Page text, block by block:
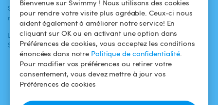
Bienvenue sur Swimmy ! Nous utilisons des cookies
pour rendre votre visite plus agréable. Ceux-ci nous
aident également à améliorer notre service! En
cliquant sur OK ou en activant une option dans
Préférences de cookies, vous acceptez les conditions
énoncées dans notre Politique de confidentialité.
Pour modifier vos préférences ou retirer votre
consentement, vous devez mettre à jour vos
Préférences de cookies
Swimmy dans les
médias
L'aventure
Swimmy
Pour les
propriétaires
Louer ma piscine
Comment ça
marche ?
Fiscalité
Conditions
d'utilisation
Politique de
confidentialité
Mentions légales